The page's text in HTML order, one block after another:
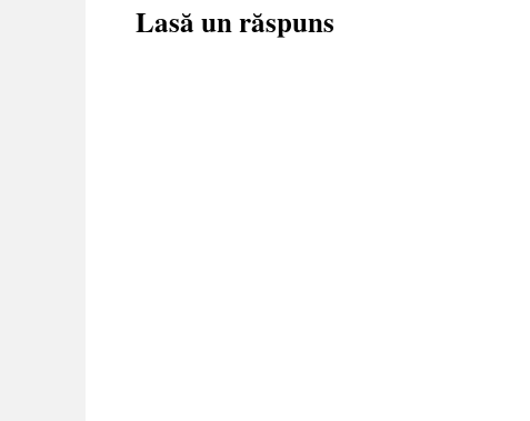
Lasă un răspuns